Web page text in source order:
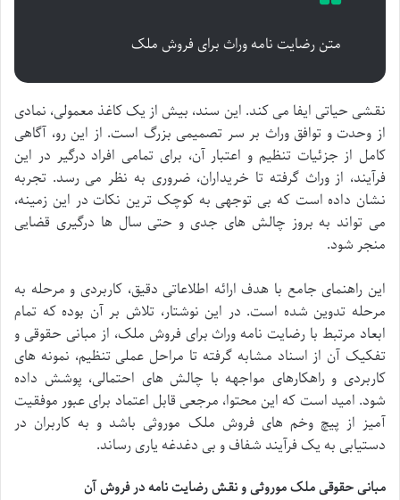
متن رضایت نامه وراث برای فروش ملک
نقشی حیاتی ایفا می کند. این سند، بیش از یک کاغذ معمولی، نمادی
از وحدت و توافق وراث بر سر تصمیمی بزرگ است. از این رو، آگاهی
کامل از جزئیات تنظیم و اعتبار آن، برای تمامی افراد درگیر در این
فرآیند، از وراث گرفته تا خریداران، ضروری به نظر می رسد. تجربه
نشان داده است که بی توجهی به کوچک ترین نکات در این زمینه،
می تواند به بروز چالش های جدی و حتی سال ها درگیری قضایی
منجر شود.
این راهنمای جامع با هدف ارائه اطلاعاتی دقیق، کاربردی و مرحله به
مرحله تدوین شده است. در این نوشتار، تلاش بر آن بوده که تمام
ابعاد مرتبط با رضایت نامه وراث برای فروش ملک، از مبانی حقوقی و
تفکیک آن از اسناد مشابه گرفته تا مراحل عملی تنظیم، نمونه های
کاربردی و راهکارهای مواجهه با چالش های احتمالی، پوشش داده
شود. امید است که این محتوا، مرجعی قابل اعتماد برای عبور موفقیت
آمیز از پیچ وخم های فروش ملک موروثی باشد و به کاربران در
دستیابی به یک فرآیند شفاف و بی دغدغه یاری رساند.
مبانی حقوقی ملک موروثی و نقش رضایت نامه در فروش آن